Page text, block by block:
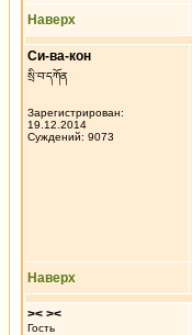
Наверх
Си-ва-кон
སྲི་བ་དཀོན
Зарегистрирован:
19.12.2014
Суждений: 9073
Наверх
>< ><
Гость